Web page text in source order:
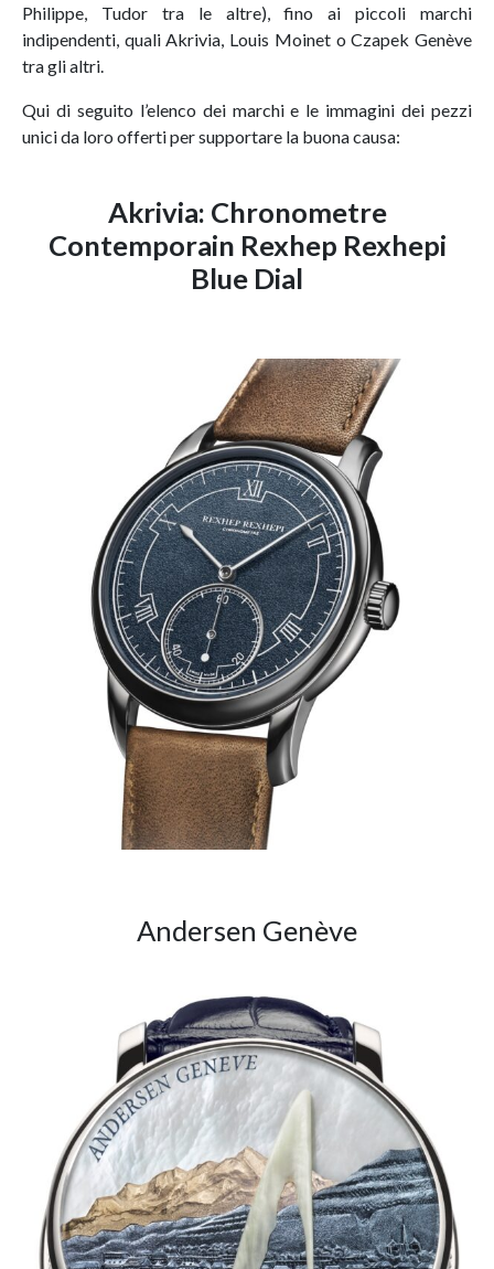
Philippe, Tudor tra le altre), fino ai piccoli marchi
indipendenti, quali Akrivia, Louis Moinet o Czapek Genève
tra gli altri.
Qui di seguito l’elenco dei marchi e le immagini dei pezzi
unici da loro offerti per supportare la buona causa:
Akrivia: Chronometre
Contemporain Rexhep Rexhepi
Blue Dial
Andersen Genève